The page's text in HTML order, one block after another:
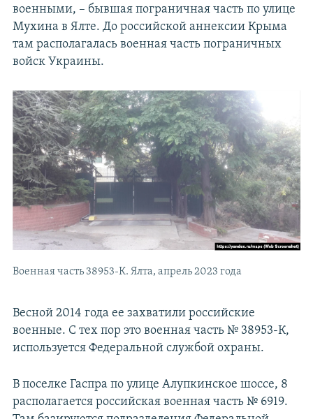
военными, – бывшая пограничная часть по улице
Мухина в Ялте. До российской аннексии Крыма
там располагалась военная часть пограничных
войск Украины.
Военная часть 38953-К. Ялта, апрель 2023 года
Весной 2014 года ее захватили российские
военные. С тех пор это военная часть № 38953-К,
используется Федеральной службой охраны.
В поселке Гаспра по улице Алупкинское шоссе, 8
располагается российская военная часть № 6919.